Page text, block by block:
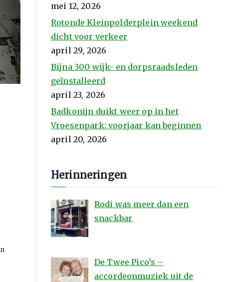
mei 12, 2026
Rotonde Kleinpolderplein weekend
dicht voor verkeer
april 29, 2026
Bijna 300 wijk- en dorpsraadsleden
geïnstalleerd
april 23, 2026
Badkonijn duikt weer op in het
Vroesenpark: voorjaar kan beginnen
april 20, 2026
Herinneringen
Rodi was meer dan een
snackbar
De Twee Pico’s –
accordeonmuziek uit de